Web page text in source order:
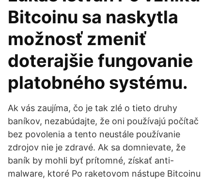
Bitcoinu sa naskytla
možnosť zmeniť
doterajšie fungovanie
platobného systému.
Ak vás zaujíma, čo je tak zlé o tieto druhy
baníkov, nezabúdajte, že oni používajú počítač
bez povolenia a tento neustále používanie
zdrojov nie je zdravé. Ak sa domnievate, že
baník by mohli byť prítomné, získať anti-
malware, ktoré Po raketovom nástupe Bitcoinu